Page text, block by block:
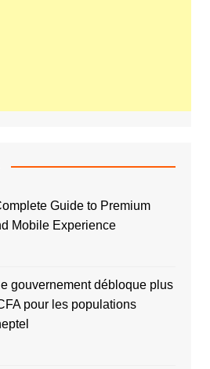
Guide to Premium
Mobile Experience
gouvernement débloque plus
pour les populations